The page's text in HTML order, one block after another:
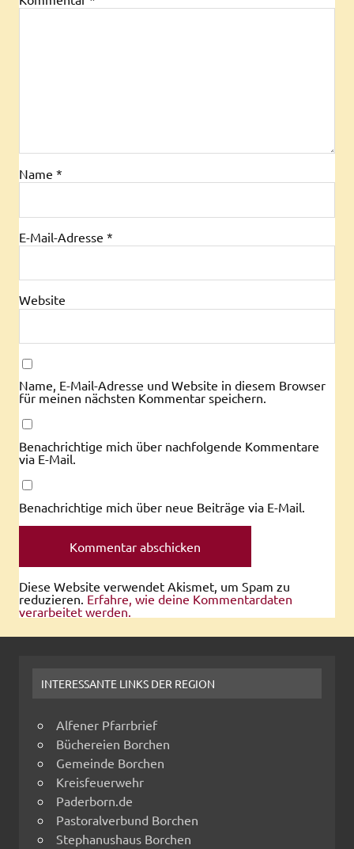
Name *
E-Mail-Adresse *
Website
Name, E-Mail-Adresse und Website in diesem Browser
für meinen nächsten Kommentar speichern.
Benachrichtige mich über nachfolgende Kommentare
via E-Mail.
Benachrichtige mich über neue Beiträge via E-Mail.
Diese Website verwendet Akismet, um Spam zu
reduzieren. Erfahre, wie deine Kommentardaten
verarbeitet werden.
INTERESSANTE LINKS DER REGION
Alfener Pfarrbrief
Büchereien Borchen
Gemeinde Borchen
Kreisfeuerwehr
Paderborn.de
Pastoralverbund Borchen
Stephanushaus Borchen